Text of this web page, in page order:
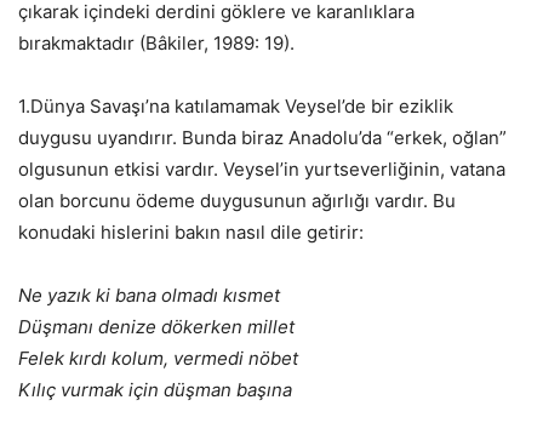
çıkarak içindeki derdini göklere ve karanlıklara
bırakmaktadır (Bâkiler, 1989: 19).
1.Dünya Savaşı’na katılamamak Veysel’de bir eziklik
duygusu uyandırır. Bunda biraz Anadolu’da “erkek, oğlan”
olgusunun etkisi vardır. Veysel’in yurtseverliğinin, vatana
olan borcunu ödeme duygusunun ağırlığı vardır. Bu
konudaki hislerini bakın nasıl dile getirir:
Ne yazık ki bana olmadı kısmet
Düşmanı denize dökerken millet
Felek kırdı kolum, vermedi nöbet
Kılıç vurmak için düşman başına